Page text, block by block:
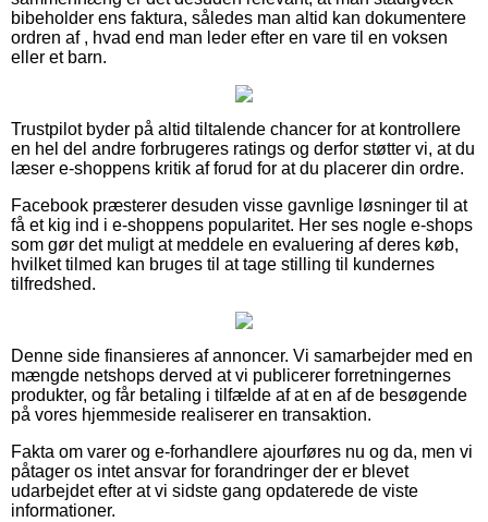
bibeholder ens faktura, således man altid kan dokumentere
ordren af , hvad end man leder efter en vare til en voksen
eller et barn.
Trustpilot byder på altid tiltalende chancer for at kontrollere
en hel del andre forbrugeres ratings og derfor støtter vi, at du
læser e-shoppens kritik af forud for at du placerer din ordre.
Facebook præsterer desuden visse gavnlige løsninger til at
få et kig ind i e-shoppens popularitet. Her ses nogle e-shops
som gør det muligt at meddele en evaluering af deres køb,
hvilket tilmed kan bruges til at tage stilling til kundernes
tilfredshed.
Denne side finansieres af annoncer. Vi samarbejder med en
mængde netshops derved at vi publicerer forretningernes
produkter, og får betaling i tilfælde af at en af de besøgende
på vores hjemmeside realiserer en transaktion.
Fakta om varer og e-forhandlere ajourføres nu og da, men vi
påtager os intet ansvar for forandringer der er blevet
udarbejdet efter at vi sidste gang opdaterede de viste
informationer.